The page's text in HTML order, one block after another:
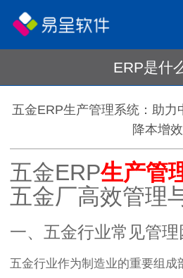
ERP是什
五金ERP生产管理系统：助力
降本增效
五金ERP生产管
五金厂高效管理
一、五金行业常见管理
五金行业作为制造业的重要组成